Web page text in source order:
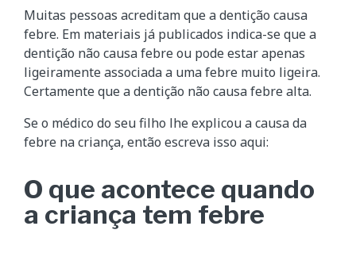
Muitas pessoas acreditam que a dentição causa
febre. Em materiais já publicados indica-se que a
dentição não causa febre ou pode estar apenas
ligeiramente associada a uma febre muito ligeira.
Certamente que a dentição não causa febre alta.
Se o médico do seu filho lhe explicou a causa da
febre na criança, então escreva isso aqui:
O que acontece quando
a criança tem febre